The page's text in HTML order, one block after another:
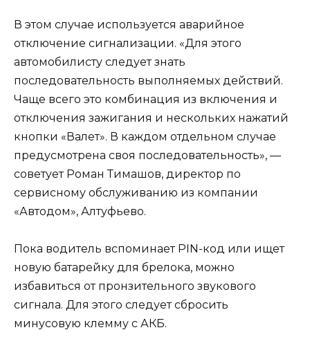
В этом случае используется аварийное
отключение сигнализации. «Для этого
автомобилисту следует знать
последовательность выполняемых действий.
Чаще всего это комбинация из включения и
отключения зажигания и нескольких нажатий
кнопки «Валет». В каждом отдельном случае
предусмотрена своя последовательность», —
советует Роман Тимашов, директор по
сервисному обслуживанию из компании
«Автодом», Алтуфьево.
Пока водитель вспоминает PIN-код или ищет
новую батарейку для брелока, можно
избавиться от пронзительного звукового
сигнала. Для этого следует сбросить
минусовую клемму с АКБ.